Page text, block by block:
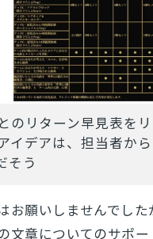
のリターン早見表を
イデアは、担当者か
そう
お願いしませんでし
文章についてのサポ